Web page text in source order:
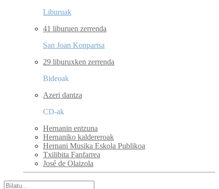
Liburuak
41 liburuen zerrenda
San Joan Konpartsa
29 liburuxken zerrenda
Bideoak
Azeri dantza
CD-ak
Hernanin entzuna
Hernaniko kaldereroak
Hernani Musika Eskola Publikoa
Txilibita Fanfarrea
José de Olaizola